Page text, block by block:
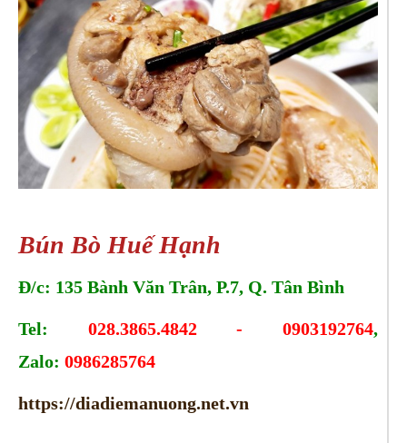
Bún Bò Huế Hạnh
Đ/c: 135 Bành Văn Trân, P.7, Q. Tân Bình
Tel: 028.3865.4842 - 0903192764,
Zalo: 0986285764
https://diadiemanuong.net.vn